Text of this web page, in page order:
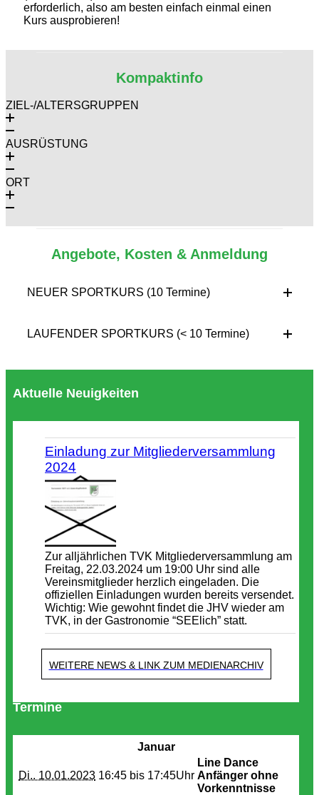
erforderlich, also am besten einfach einmal einen
Kurs ausprobieren!
Kompaktinfo
ZIEL-/ALTERSGRUPPEN
AUSRÜSTUNG
ORT
Angebote, Kosten & Anmeldung
NEUER SPORTKURS (10 Termine)
LAUFENDER SPORTKURS (< 10 Termine)
Aktuelle Neuigkeiten
Einladung zur Mitgliederversammlung
2024
Zur alljährlichen TVK Mitgliederversammlung am
Freitag, 22.03.2024 um 19:00 Uhr sind alle
Vereinsmitglieder herzlich eingeladen. Die
offiziellen Einladungen wurden bereits versendet.
Wichtig: Wie gewohnt findet die JHV wieder am
TVK, in der Gastronomie “SEElich” statt.
WEITERE NEWS & LINK ZUM MEDIENARCHIV
Termine
Januar
Di.. 10.01.2023 16:45 bis 17:45Uhr
Line Dance
Anfänger ohne
Vorkenntnisse